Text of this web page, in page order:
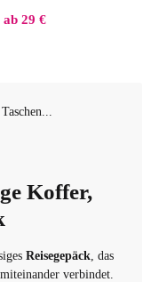
29 €
Koffer,
Reisegepäck , das
verbindet.